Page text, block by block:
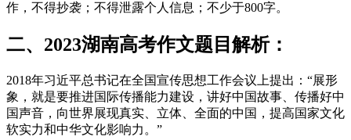
作，不得抄袭；不得泄露个人信息；不少于800字。
二、2023湖南高考作文题目解析：
2018年习近平总书记在全国宣传思想工作会议上提出：“展形
象，就是要推进国际传播能力建设，讲好中国故事、传播好中
国声音，向世界展现真实、立体、全面的中国，提高国家文化
软实力和中华文化影响力。”